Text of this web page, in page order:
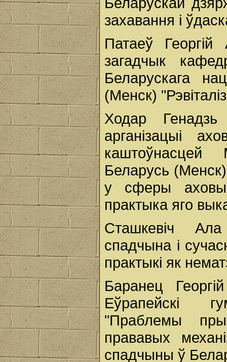
захавання і
Патаеў Георгій
загадчык
Беларускага
(Менск)
Ходар Генадзь
арганізацыі
каштоўнасцей
Беларусь
у сферы аховы
практыка яго
Сташкевіч
спадчына і
практыкі як
Баранец
Еўрапейскі
"Праблемы
прававых
спадчыны ў